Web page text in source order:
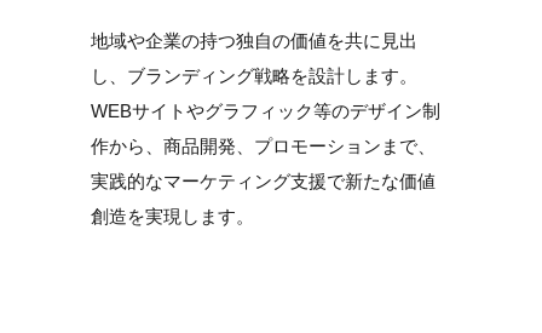
地域や企業の持つ独自の価値を共に見出
し、 ブランディング戦略を設計します。
WEBサイトやグラフィック等のデザイン制
作から、商品開発、プロモーションまで、
実践的なマーケティング支援で新たな価値
創造を実現します。